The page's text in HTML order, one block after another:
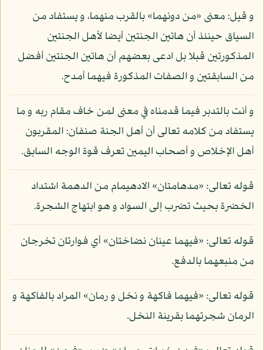
و قيل: معنى «من دونهما» بالقرب منهما، و يستفاد من
السياق حينئذ أن هاتين الجنتين أيضا لأهل الجنتين
المذكورتين قبلا بل ادعى بعضهم أن هاتين الجنتين أفضل
من السابقتين و الصفات المذكورة فيهما أمدح.
و أنت بالتدبر فيما قدمناه في معنى لمن خاف مقام ربه و ما
يستفاد من كلامه تعالى أن أهل الجنة صنفان: المقربون
أهل الإخلاص و أصحاب اليمين تعرف قوة الوجه السابق.
قوله تعالى: «مدهامتان» الادهيمام من الدهمة اشتداد
الخضرة بحيث تضرب إلى السواد و هو ابتهاج الشجرة.
قوله تعالى: «فيهما عينان نضاختان» أي فوارتان تخرجان
من منبعهما بالدفع.
قوله تعالى: «فيهما فاكهة و نخل و رمان» المراد بالفاكهة و
الرمان شجرتهما بقرينة النخل.